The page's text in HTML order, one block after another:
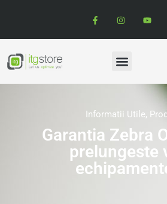
Informatii Utile,
Garantia Zebra
prelungeste